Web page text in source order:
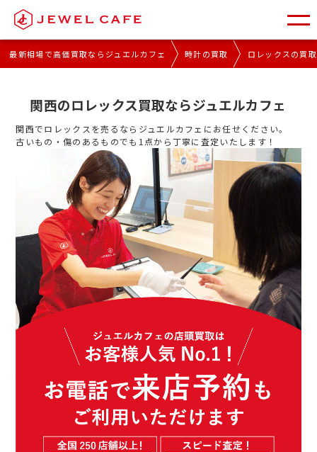
最新相場で高価買取ならジュエルカフェ 時計の買取 ロレックスの買取
関西のロレックス買取ならジュエルカフェ
関西でロレックスを売るならジュエルカフェにお任せください。
古いもの・傷のあるものでも1点から丁寧に査定いたします！